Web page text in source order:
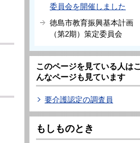
委員会を開催しました
徳島市教育振興基本計画
（第2期）策定委員会
このページを見ている人はこ
んなページも見ています
要介護認定の調査員
もしものとき